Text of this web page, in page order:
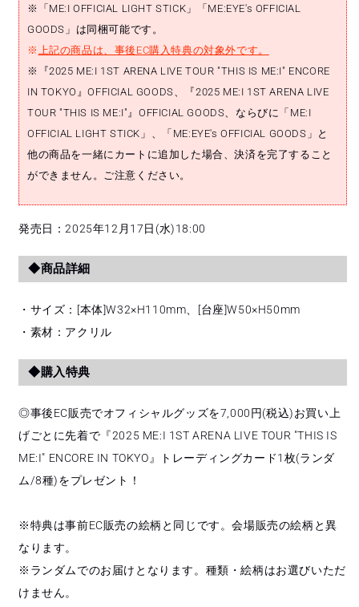
を
減
ら
す
を
増
や
す
※「ME:I OFFICIAL LIGHT STICK」「ME:EYE's OFFICIAL
GOODS」は同梱可能です。
※ 上記の商品は、事後EC購入特典の対象外です。
※『2025 ME:I 1ST ARENA LIVE TOUR "THIS IS ME:I" ENCORE
IN TOKYO』OFFICIAL GOODS、『2025 ME:I 1ST ARENA LIVE
TOUR "THIS IS ME:I"』OFFICIAL GOODS、ならびに「ME:I
OFFICIAL LIGHT STICK」、「ME:EYE's OFFICIAL GOODS」と
他の商品を一緒にカートに追加した場合、決済を完了すること
ができません。ご注意ください。
発売日：2025年12月17日(水)18:00
◆商品詳細
・サイズ：[本体]W32×H110mm、[台座]W50×H50mm
・素材：アクリル
◆購入特典
◎事後EC販売でオフィシャルグッズを7,000円(税込)お買い上
げごとに先着で『2025 ME:I 1ST ARENA LIVE TOUR "THIS IS
ME:I" ENCORE IN TOKYO』トレーディングカード1枚(ランダ
ム/8種)をプレゼント！
※特典は事前EC販売の絵柄と同じです。会場販売の絵柄と異
なります。
※ランダムでのお届けとなります。種類・絵柄はお選びいただ
けません。